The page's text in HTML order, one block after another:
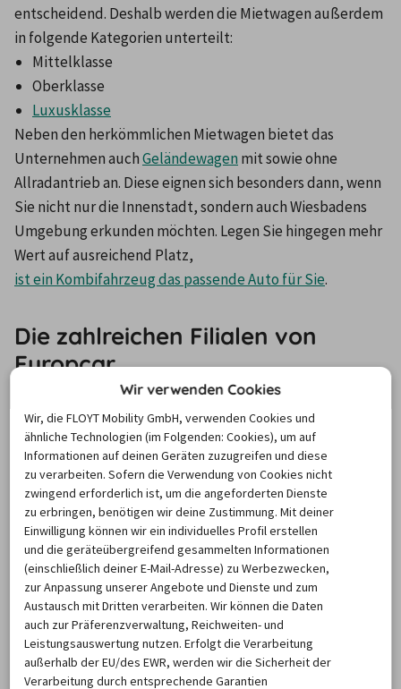
entscheidend. Deshalb werden die Mietwagen außerdem
in folgende Kategorien unterteilt:
Mittelklasse
Oberklasse
Luxusklasse
Neben den herkömmlichen Mietwagen bietet das
Unternehmen auch Geländewagen mit sowie ohne
Allradantrieb an. Diese eignen sich besonders dann, wenn
Sie nicht nur die Innenstadt, sondern auch Wiesbadens
Umgebung erkunden möchten. Legen Sie hingegen mehr
Wert auf ausreichend Platz,
ist ein Kombifahrzeug das passende Auto für Sie.
Die zahlreichen Filialen von
Europcar
Weltweit hat der Autovermieter circa 10.000 Filialen
eröffnet – insgesamt 520 davon befinden sich
in Deutschland. Wiesbaden gilt ebenfalls als wichtiger
Standort für das Unternehmen. In der nachstehenden
Tabelle finden Sie eine Station von Europcar in
Wiesbaden inklusive Öffnungszeiten und Adresse:
Station Adresse Öffungszeiten
Europcar
Mainzer Straße 96,
- Montag –
Freitag: 7 – 22 Uhr
- Samstag –
Wir verwenden Cookies
Wir, die FLOYT Mobility GmbH, verwenden Cookies und
ähnliche Technologien (im Folgenden: Cookies), um auf
Informationen auf deinen Geräten zuzugreifen und diese
zu verarbeiten. Sofern die Verwendung von Cookies nicht
zwingend erforderlich ist, um die angeforderten Dienste
zu erbringen, benötigen wir deine Zustimmung. Mit deiner
Einwilligung können wir ein individuelles Profil erstellen
und die geräteübergreifend gesammelten Informationen
(einschließlich deiner E-Mail-Adresse) zu Werbezwecken,
zur Anpassung unserer Angebote und Dienste und zum
Austausch mit Dritten verarbeiten. Wir können die Daten
auch zur Präferenzverwaltung, Reichweiten- und
Leistungsauswertung nutzen. Erfolgt die Verarbeitung
außerhalb der EU/des EWR, werden wir die Sicherheit der
Verarbeitung durch entsprechende Garantien